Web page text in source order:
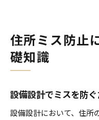
住所ミス防止
礎知識
設備設計でミスを防
設備設計において、住所